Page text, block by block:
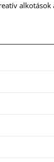
alkotások